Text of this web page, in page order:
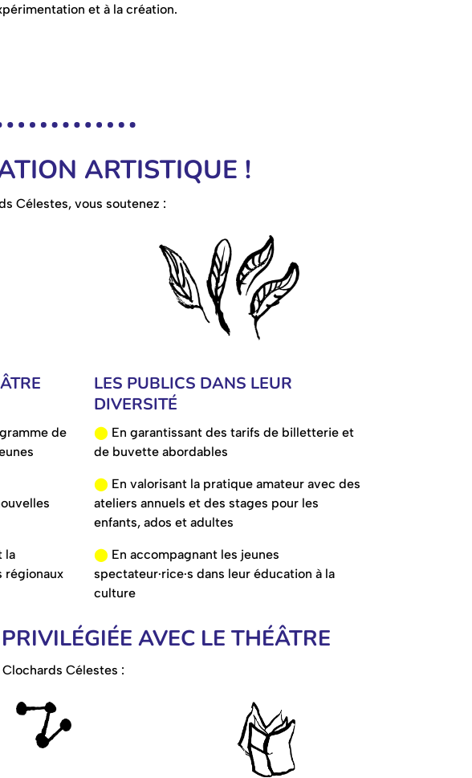
et à la création.
ARTISTIQUE !
Célestes, vous soutenez :
de
la
régionaux
LES PUBLICS DANS LEUR
DIVERSITÉ
⬤ En garantissant des tarifs de billetterie et
de buvette abordables
⬤ En valorisant la pratique amateur avec des
ateliers annuels et des stages pour les
enfants, ados et adultes
⬤ En accompagnant les jeunes
spectateur·rice·s dans leur éducation à la
culture
AVEC LE THÉÂTRE
Célestes :